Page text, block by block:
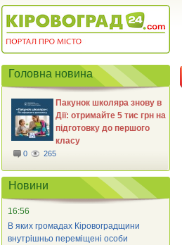
Головна новина
Пакунок школяра знову в
Дії: отримайте 5 тис грн на
підготовку до першого
класу
0 265
Новини
16:56
В яких громадах Кіровоградщини
внутрішньо переміщені особи